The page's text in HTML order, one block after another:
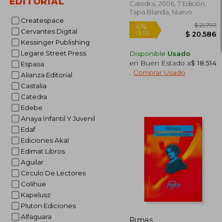
Createspace
Cervantes Digital
Kessinger Publishing
Legare Street Press
Espasa
Alianza Editorial
Castalia
Catedra
Edebe
Anaya Infantil Y Juvenil
Edaf
Ediciones Akal
Edimat Libros
Aguilar
Circulo De Lectores
Colihue
Kapelusz
Pluton Ediciones
Alfaguara
Catedra, 2006, 7 Edición,
Tapa Blanda, Nuevo
6%
dcto.
Disponible Usado
en Buen Estado a$ 18.514
Comprar Usado
Rimas